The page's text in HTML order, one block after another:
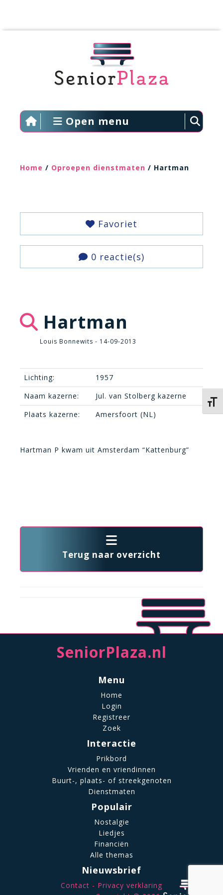
Open menu
Home / Oproepen dienstmaten / Hartman
Favoriet
0 reactie(s)
Hartman
Louis Bonnewits - 14-09-2013
Lichting:
1957
Naam kazerne:
Jul. van Stolberg kazerne
Plaats kazerne:
Amersfoort (NL)
Hartman P kwam uit Amsterdam “Kattenburg”
Terug naar overzicht
SeniorPlaza.nl
Menu
Home
Login
Registreer
Zoek
Interactie
Prikbord
Vrienden en vriendinnen
Buurt-, plaats- of streekgenoten
Dienstmaten
Populair
Nostalgie
Liedjes
Financiën
Alle themas
Nieuwsbrief
Contact
Privacy verklaring